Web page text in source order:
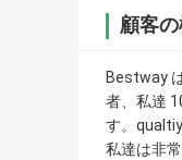
顧客
Bestway
者、私達
す。
私達は非